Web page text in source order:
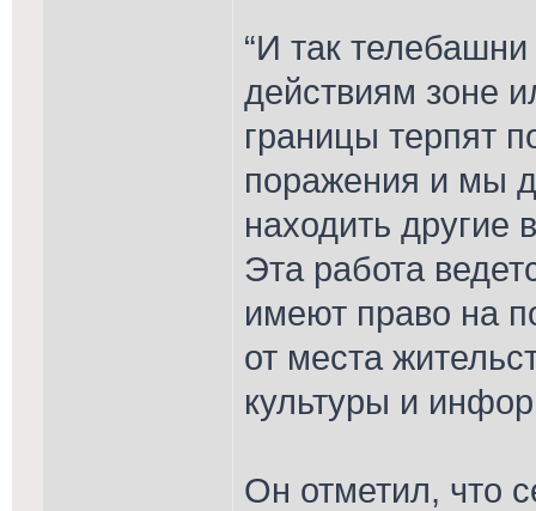
“И так
действиям зоне
границы терпят
поражения и мы
находить
Эта работа
имеют право на
от места
культуры и
Он отметил, что